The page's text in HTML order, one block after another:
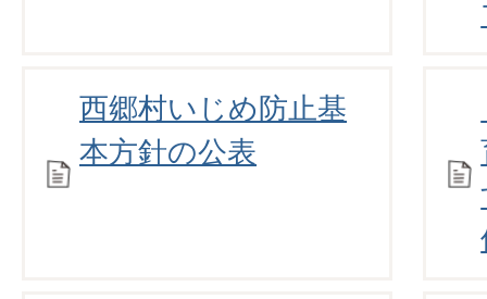
西郷村いじめ防止基
本方針の公表